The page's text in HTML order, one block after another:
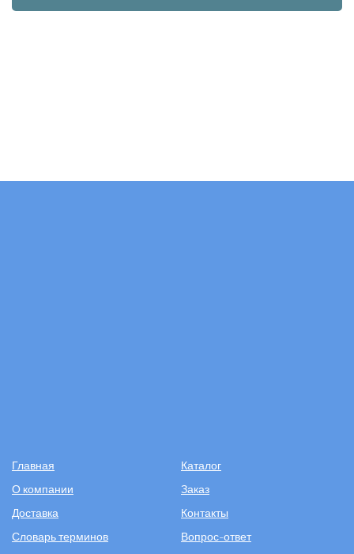
Главная
Каталог
О компании
Заказ
Доставка
Контакты
Словарь терминов
Вопрос-ответ